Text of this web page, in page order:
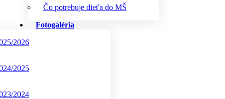
Čo potrebuje dieťa do MŠ
Fotogaléria
2026
2025
2024